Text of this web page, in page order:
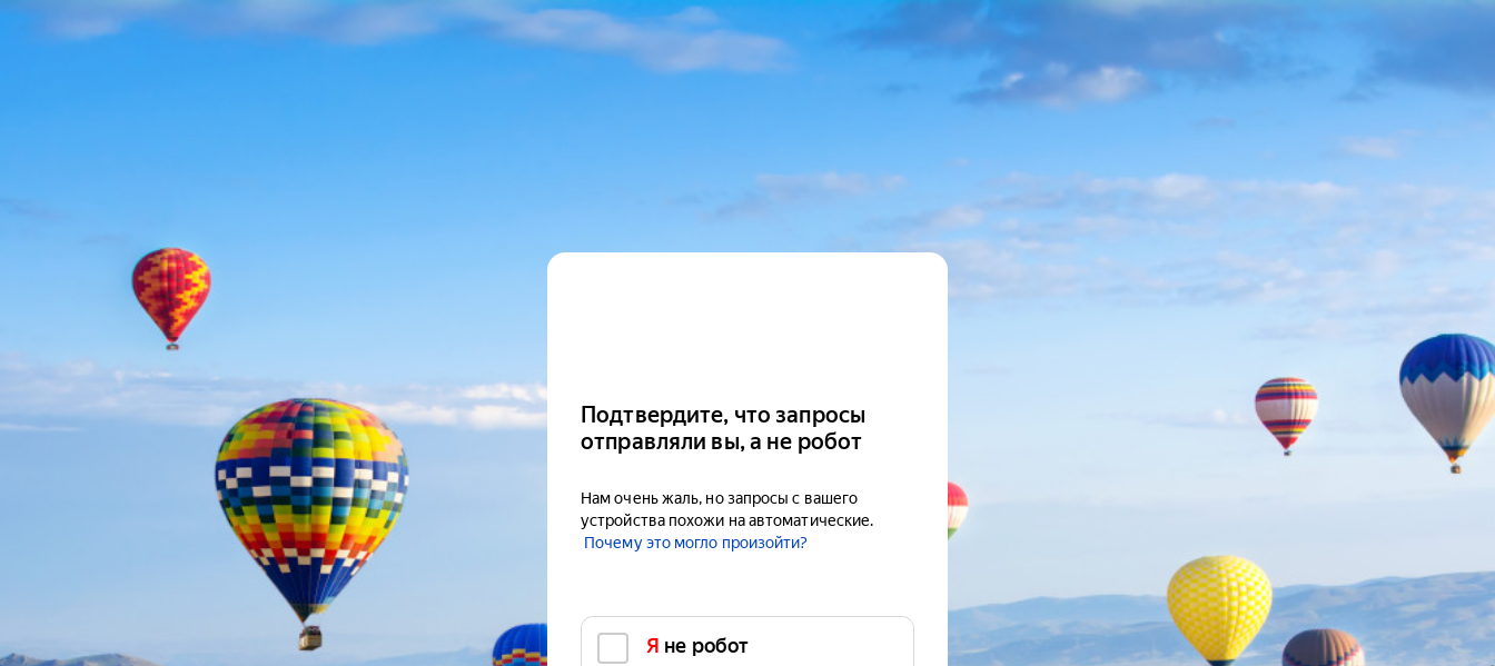
Подтвердите, что запросы
отправляли вы, а не робот
Нам очень жаль, но запросы с вашего
устройства похожи на автоматические.
Почему это могло произойти?
Я не робот